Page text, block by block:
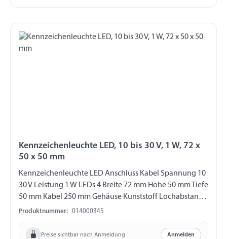
Kennzeichenleuchte LED, 10 bis 30 V, 1 W, 72 x
50 x 50 mm
Kennzeichenleuchte LED Anschluss Kabel Spannung 10
30 V Leistung 1 W LEDs 4 Breite 72 mm Höhe 50 mm Tiefe
50 mm Kabel 250 mm Gehäuse Kunststoff Lochabstand
45 mm Schutzklasse IP67 Zertifizierung ECE R4
Produktnummer: 014000345
Preise sichtbar nach Anmeldung Anmelden